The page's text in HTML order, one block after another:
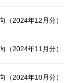
（2024年12月分）
（2024年11月分）
（2024年10月分）